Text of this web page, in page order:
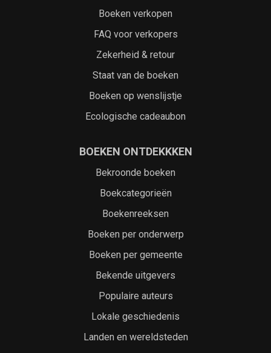
Boeken verkopen
FAQ voor verkopers
Zekerheid & retour
Staat van de boeken
Boeken op wenslijstje
Ecologische cadeaubon
BOEKEN ONTDEKKKEN
Bekroonde boeken
Boekcategorieën
Boekenreeksen
Boeken per onderwerp
Boeken per gemeente
Bekende uitgevers
Populaire auteurs
Lokale geschiedenis
Landen en wereldsteden